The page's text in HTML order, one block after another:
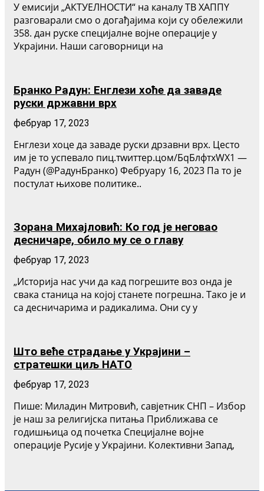
У емисији „АКТУЕЛНОСТИ“ на каналу ТВ ХАППY
разговарали смо о догађајима који су обележили
358. дан руске специјалне војне операције у
Украјини. Наши саговорници на
Бранко Радун: Енглези хоће да заваде
руски државни врх
фебруар 17, 2023
Енглези хоце да заваде руски дрзавни врх. Цесто
им је то успевало пиц.тwиттер.цом/БqБлфтхWX1 —
Радун (@РадунБранко) Фебруарy 16, 2023 Па то је
постулат њихове политике..
Зорана Михајловић: Ко год је неговао
десничаре, обило му се о главу
фебруар 17, 2023
„Историја нас учи да кад погрешите воз онда је
свака станица на којој станете погрешна. Тако је и
са десничарима и радикалима. Они су у
Што веће страдање у Украјини –
стратешки циљ НАТО
фебруар 17, 2023
Пише: Миладин Митровић, савјетник СНП – Избор
је наш за религијска питања Приближава се
годишњица од почетка Специјалне војне
операције Русије у Украјини. Колективни Запад,